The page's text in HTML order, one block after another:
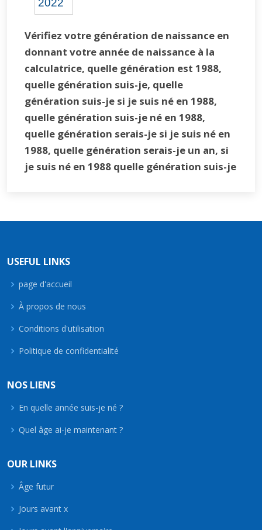
2022
Vérifiez votre génération de naissance en
donnant votre année de naissance à la
calculatrice, quelle génération est 1988,
quelle génération suis-je, quelle
génération suis-je si je suis né en 1988,
quelle génération suis-je né en 1988,
quelle génération serais-je si je suis né en
1988, quelle génération serais-je un an, si
je suis né en 1988 quelle génération suis-je
USEFUL LINKS
page d'accueil
À propos de nous
Conditions d'utilisation
Politique de confidentialité
NOS LIENS
En quelle année suis-je né ?
Quel âge ai-je maintenant ?
OUR LINKS
Âge futur
Jours avant x